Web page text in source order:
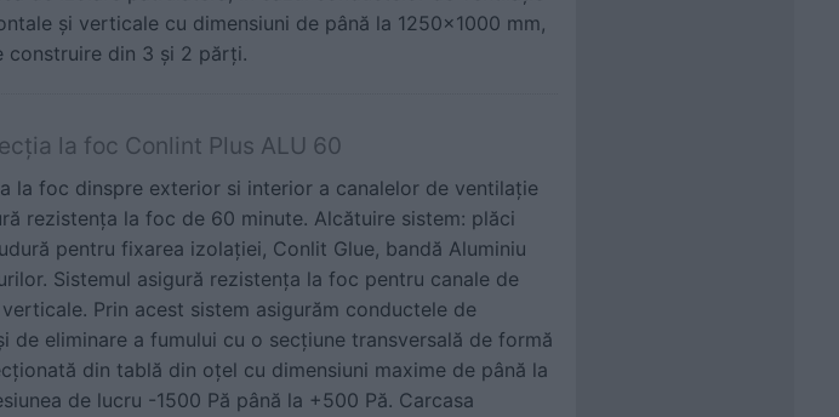
și verticale cu dimensiuni de până la 1250x1000 mm,
construire din 3 și 2 părți.
la foc Conlint Plus ALU 60
la foc dinspre exterior si interior a canalelor de ventilaţie
rezistenţa la foc de 60 minute. Alcătuire sistem: plăci
pentru fixarea izolaţiei, Conlit Glue, bandă Aluminiu
Sistemul asigură rezistenţa la foc pentru canale de
Prin acest sistem asigurăm conductele de
de eliminare a fumului cu o secțiune transversală de formă
din tablă din oțel cu dimensiuni maxime de până la
de lucru -1500 Pă până la +500 Pă. Carcasa